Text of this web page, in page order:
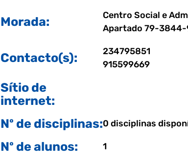
Morada:
Centro Social e
Apartado 79-3844-
Contacto(s):
234795851
915599669
Sítio de
internet:
Nº de disciplinas:0 disciplinas
Nº de alunos: 1